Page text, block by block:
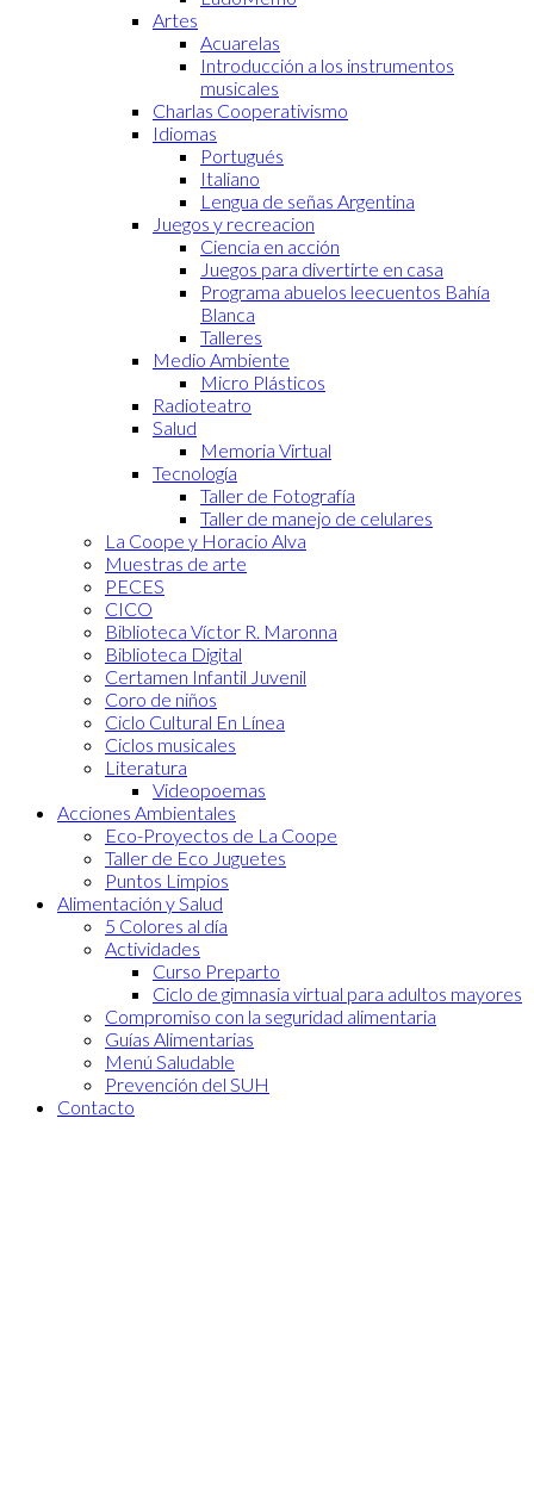
Artes
Acuarelas
Introducción a los instrumentos
musicales
Charlas Cooperativismo
Idiomas
Portugués
Italiano
Lengua de señas Argentina
Juegos y recreacion
Ciencia en acción
Juegos para divertirte en casa
Programa abuelos leecuentos Bahía
Blanca
Talleres
Medio Ambiente
Micro Plásticos
Radioteatro
Salud
Memoria Virtual
Tecnología
Taller de Fotografía
Taller de manejo de celulares
La Coope y Horacio Alva
Muestras de arte
PECES
CICO
Biblioteca Víctor R. Maronna
Biblioteca Digital
Certamen Infantil Juvenil
Coro de niños
Ciclo Cultural En Línea
Ciclos musicales
Literatura
Videopoemas
Acciones Ambientales
Eco-Proyectos de La Coope
Taller de Eco Juguetes
Puntos Limpios
Alimentación y Salud
5 Colores al día
Actividades
Curso Preparto
Ciclo de gimnasia virtual para adultos mayores
Compromiso con la seguridad alimentaria
Guías Alimentarias
Menú Saludable
Prevención del SUH
Contacto